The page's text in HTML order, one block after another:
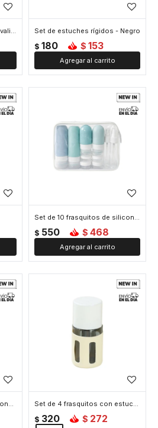
Correa ajustable para apilar valijas - Negro Set de estuches rí­gidos - Negro
$ 180 $ 153
Set de 10 frasquitos de silicona para viaje
$ 550 $ 468
Set de 8 frasquitos de silicona para viaje - Gris Set de 4 frasquitos con estuche rígido para viaje - Beige
$ 320 $ 272